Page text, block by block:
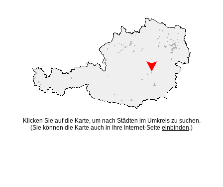
Klicken Sie auf die Karte, um nach Städten im Umkreis zu suchen.
(Sie können die Karte auch in Ihre Internet-Seite einbinden.)